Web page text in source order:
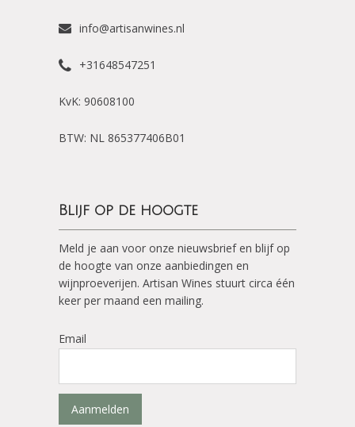
info@artisanwines.nl
+31648547251
KvK: 90608100
BTW: NL 865377406B01
Blijf op de hoogte
Meld je aan voor onze nieuwsbrief en blijf op
de hoogte van onze aanbiedingen en
wijnproeverijen. Artisan Wines stuurt circa één
keer per maand een mailing.
Email
Aanmelden